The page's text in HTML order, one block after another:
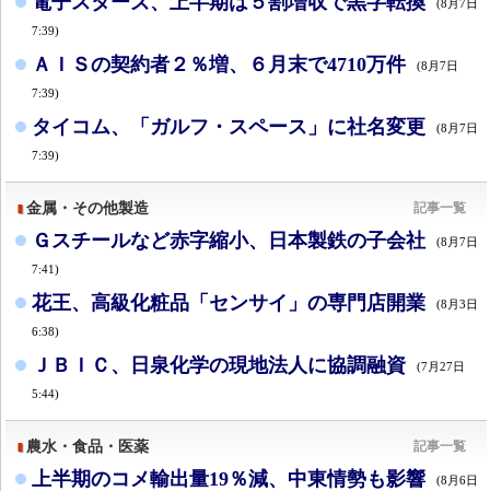
(8月7日
7:39)
ＡＩＳの契約者２％増、６月末で4710万件 (8月7日
7:39)
タイコム、「ガルフ・スペース」に社名変更 (8月7日
7:39)
金属・その他製造 記事一覧
Ｇスチールなど赤字縮小、日本製鉄の子会社 (8月7日
7:41)
花王、高級化粧品「センサイ」の専門店開業 (8月3日
6:38)
ＪＢＩＣ、日泉化学の現地法人に協調融資 (7月27日
5:44)
農水・食品・医薬 記事一覧
上半期のコメ輸出量19％減、中東情勢も影響 (8月6日